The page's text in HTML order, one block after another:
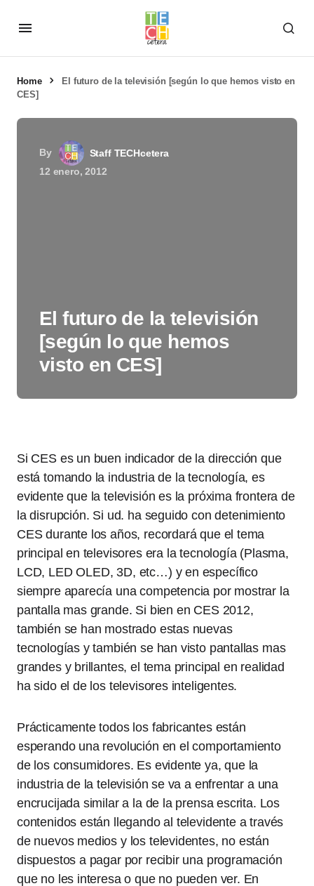
Home
El futuro de la televisión [según lo que hemos visto en
CES]
By
Staff TECHcetera
12 enero, 2012
El futuro de la televisión
[según lo que hemos
visto en CES]
Si CES es un buen indicador de la dirección que
está tomando la industria de la tecnología, es
evidente que la televisión es la próxima frontera de
la disrupción. Si ud. ha seguido con detenimiento
CES durante los años, recordará que el tema
principal en televisores era la tecnología (Plasma,
LCD, LED OLED, 3D, etc…) y en específico
siempre aparecía una competencia por mostrar la
pantalla mas grande. Si bien en CES 2012,
también se han mostrado estas nuevas
tecnologías y también se han visto pantallas mas
grandes y brillantes, el tema principal en realidad
ha sido el de los televisores inteligentes.
Prácticamente todos los fabricantes están
esperando una revolución en el comportamiento
de los consumidores. Es evidente ya, que la
industria de la televisión se va a enfrentar a una
encrucijada similar a la de la prensa escrita. Los
contenidos están llegando al televidente a través
de nuevos medios y los televidentes, no están
dispuestos a pagar por recibir una programación
que no les interesa o que no pueden ver. En